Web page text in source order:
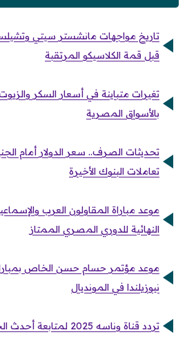
تاريخ مواجهات مانشستر سيتي
قبل قمة الكلاسيكو المرتقبة
تغيرات متباينة في أسعار السكر
بالأسواق المصرية
تحديثات الصرف.. سعر الدولار أمام
تعاملات البنوك الأخيرة
موعد مباراة المقاولون العرب
النهائية للدوري المصري الممتاز
موعد مؤتمر حسام حسن الخاص
نيوزيلندا في المونديال
تردد قناة وناسه 2025 لمتابعة أحدث الحلقات بجودة فائقة